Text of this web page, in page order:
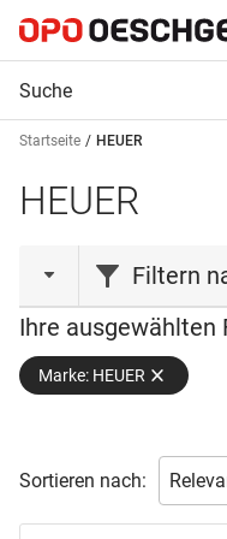
Startseite HEUER
HEUER
Filtern
Produktart
Halterung (2)
Schraubstock (1)
Ihre ausgewählten
Marke: HEUER
Sortieren nach: